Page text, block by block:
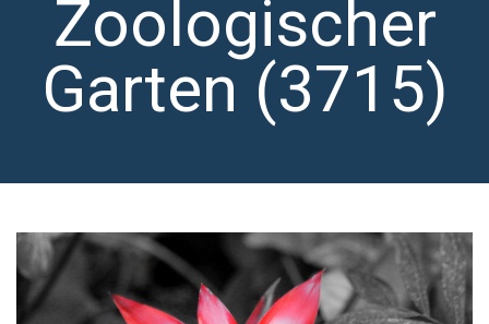
Zoologischer
Garten (3715)